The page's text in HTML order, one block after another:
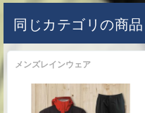
同じカテゴリの商品
メンズレインウェア